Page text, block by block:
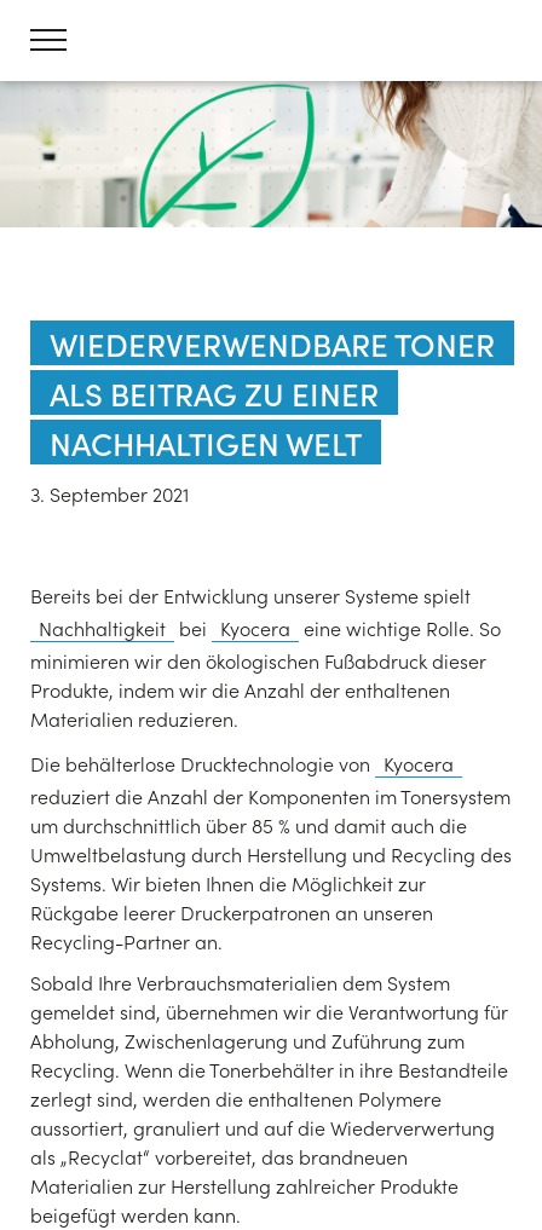
WIEDERVERWENDBARE TONER
ALS BEITRAG ZU EINER
NACHHALTIGEN WELT
3. September 2021
Bereits bei der Entwicklung unserer Systeme spielt
Nachhaltigkeit bei Kyocera eine wichtige Rolle. So
minimieren wir den ökologischen Fußabdruck dieser
Produkte, indem wir die Anzahl der enthaltenen
Materialien reduzieren.
Die behälterlose Drucktechnologie von Kyocera
reduziert die Anzahl der Komponenten im Tonersystem
um durchschnittlich über 85 % und damit auch die
Umweltbelastung durch Herstellung und Recycling des
Systems. Wir bieten Ihnen die Möglichkeit zur
Rückgabe leerer Druckerpatronen an unseren
Recycling-Partner an.
Sobald Ihre Verbrauchsmaterialien dem System
gemeldet sind, übernehmen wir die Verantwortung für
Abholung, Zwischenlagerung und Zuführung zum
Recycling. Wenn die Tonerbehälter in ihre Bestandteile
zerlegt sind, werden die enthaltenen Polymere
aussortiert, granuliert und auf die Wiederverwertung
als „Recyclat“ vorbereitet, das brandneuen
Materialien zur Herstellung zahlreicher Produkte
beigefügt werden kann.